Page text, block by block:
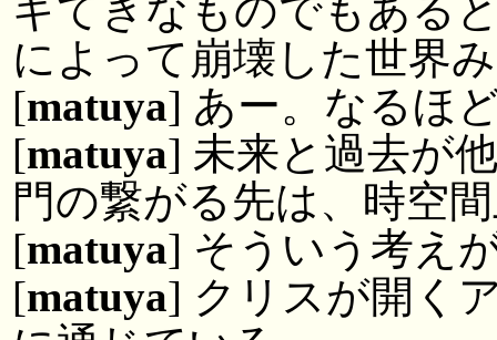
ギてきなものでもある
によって崩壊した世界
[matuya] あー。なるほ
[matuya] 未来と過去が
門の繋がる先は、時空
[matuya] そういう考え
[matuya] クリスが開く